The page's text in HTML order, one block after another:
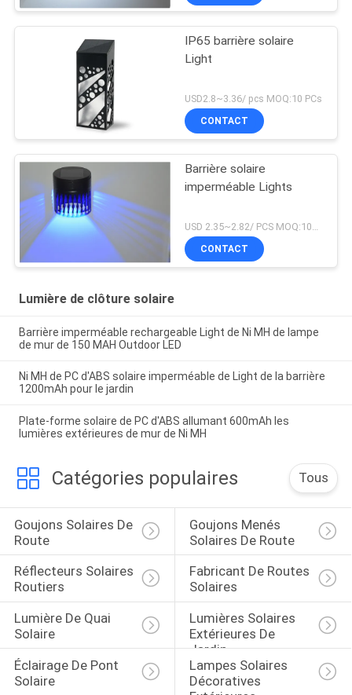
IP65 barrière solaire
Light
USD2.8~3.36/ pcs MOQ:10 PCs
CONTACT
Barrière solaire
imperméable Lights
CONTACT
Lumière de clôture solaire
Barrière imperméable rechargeable Light de Ni MH de lampe
de mur de 150 MAH Outdoor LED
Ni MH de PC d'ABS solaire imperméable de Light de la barrière
1200mAh pour le jardin
Plate-forme solaire de PC d'ABS allumant 600mAh les
lumières extérieures de mur de Ni MH
Catégories populaires Tous
Goujons Solaires De
Route
Goujons Menés
Solaires De Route
Réflecteurs Solaires
Routiers
Fabricant De Routes
Solaires
Lumière De Quai
Solaire
Lumières Solaires
Extérieures De
Jardin
Éclairage De Pont
Solaire
Lampes Solaires
Décoratives